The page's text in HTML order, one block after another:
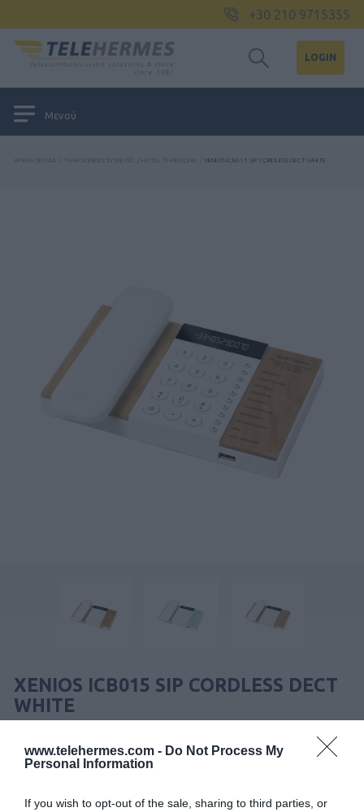
www.telehermes.com - Do Not Process My
Personal Information
If you wish to opt-out of the sale, sharing to third parties, or
+30 210 9715355
LOGIN
Μενού
ΑΡΧΙΚΉ ΣΕΛΊΔΑ ΤΗΛΕΦΩΝΙΚΈΣ ΣΥΣΚΕΥΈΣ HOTEL ΤΗΛΈΦΩΝΑ XENIOS ICB015 SIP CORDLESS DECT WHITE
XENIOS ICB015 SIP CORDLESS DECT
WHITE
Το ΙCB015 είναι ένα ασύρματο, SIP τηλέφωνο με plug &
play εγκατάσταση, κατασκευασμένο από
ανθεκτικό σε γρατζουνιές και λεκέδες. Μπορείτε να